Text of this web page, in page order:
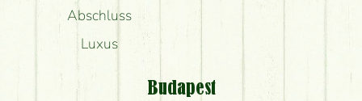
Abschluss
Luxus
Budapest